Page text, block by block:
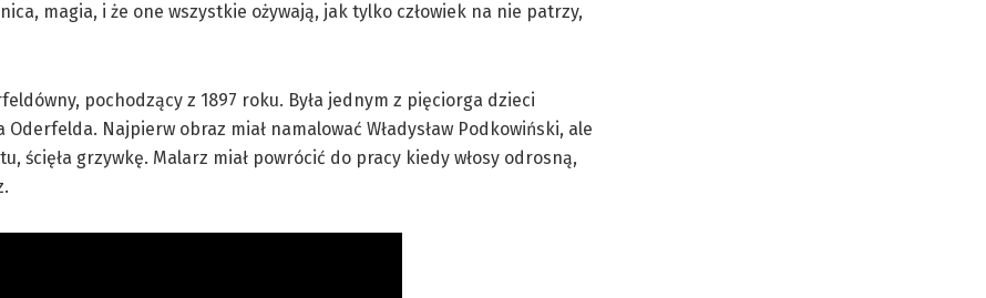
magia, i że one wszystkie ożywają, jak tylko człowiek na nie patrzy,
pochodzący z 1897 roku. Była jednym z pięciorga dzieci
Najpierw obraz miał namalować Władysław Podkowiński, ale
ścięła grzywkę. Malarz miał powrócić do pracy kiedy włosy odrosną,